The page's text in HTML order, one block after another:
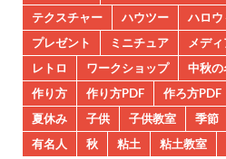
テクスチャー
ハウツー ハロウ
プレゼント
ミニチュア メデ
レトロ
ワークショップ 中秋の
作り方
作り方PDF 作ろ方PDF
夏休み
子供 子供教室 季節
有名人
秋 粘土 粘土教室